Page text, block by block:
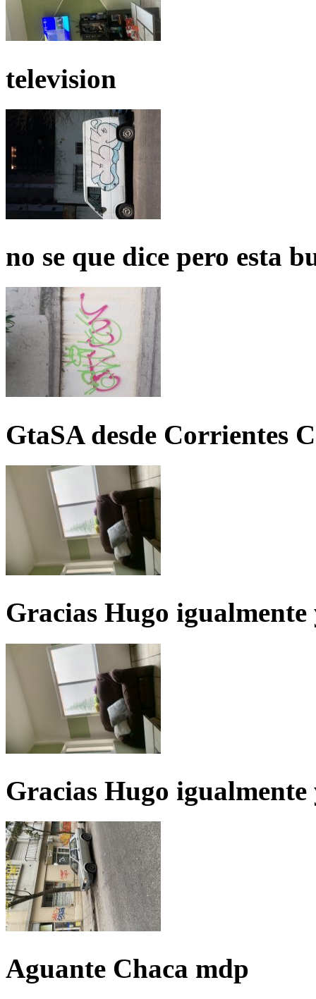
television
no se que dice pero esta
GtaSA desde Corrientes
Gracias Hugo igualmente
Gracias Hugo igualmente
Aguante Chaca mdp